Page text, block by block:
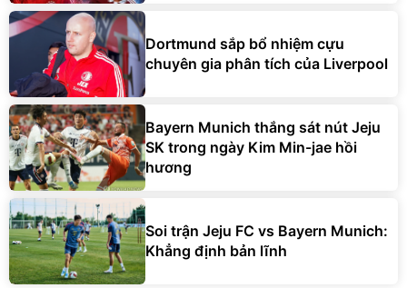
Dortmund sắp bổ nhiệm cựu
chuyên gia phân tích của Liverpool
Bayern Munich thắng sát nút Jeju
SK trong ngày Kim Min-jae hồi
hương
Soi trận Jeju FC vs Bayern Munich:
Khẳng định bản lĩnh